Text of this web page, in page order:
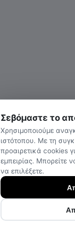
Σεβόμαστε το
Χρησιμοποιούμε
ιστότοπου. Με τη
προαιρετικά cookies
εμπειρίας. Μπορείτε
να επιλέξετε.